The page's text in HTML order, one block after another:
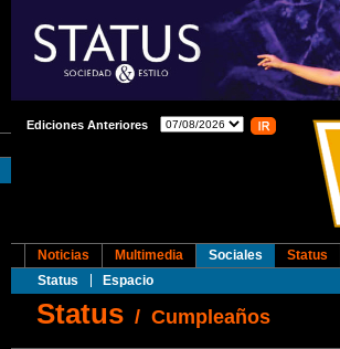
Ediciones Anteriores
Noticias Multimedia
Sociales
Status
Espacio
Status
Status / Cumpleaños